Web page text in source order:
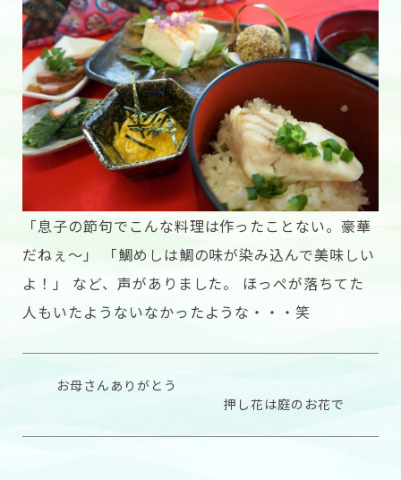
「息子の節句でこんな料理は作ったことない。豪華
だねぇ〜」 「鯛めしは鯛の味が染み込んで美味しい
よ！」 など、声がありました。 ほっぺが落ちてた
人もいたようないなかったような・・・笑
お母さんありがとう
押し花は庭のお花で